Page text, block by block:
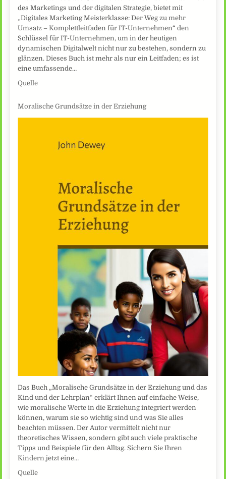
des Marketings und der digitalen Strategie, bietet mit
„Digitales Marketing Meisterklasse: Der Weg zu mehr
Umsatz – Komplettleitfaden für IT-Unternehmen“ den
Schlüssel für IT-Unternehmen, um in der heutigen
dynamischen Digitalwelt nicht nur zu bestehen, sondern zu
glänzen. Dieses Buch ist mehr als nur ein Leitfaden; es ist
eine umfassende…
Quelle
Moralische Grundsätze in der Erziehung
Das Buch „Moralische Grundsätze in der Erziehung und das
Kind und der Lehrplan“ erklärt Ihnen auf einfache Weise,
wie moralische Werte in die Erziehung integriert werden
können, warum sie so wichtig sind und was Sie alles
beachten müssen. Der Autor vermittelt nicht nur
theoretisches Wissen, sondern gibt auch viele praktische
Tipps und Beispiele für den Alltag. Sichern Sie Ihren
Kindern jetzt eine…
Quelle